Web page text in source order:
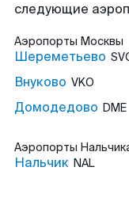
следующие
Аэропорты Москвы
Шереметьево
Внуково VKO
Домодедово DME
Аэропорты
Нальчик NAL